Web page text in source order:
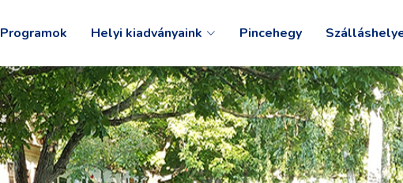
Programok Helyi kiadványaink Pincehegy